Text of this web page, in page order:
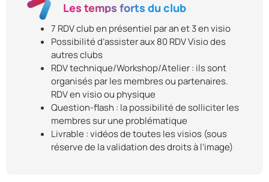
Les temps forts du club
7 RDV club en présentiel par an et 3 en visio
Possibilité d’assister aux 80 RDV Visio des
autres clubs
RDV technique/Workshop/Atelier : ils sont
organisés par les membres ou partenaires.
RDV en visio ou physique
Question-flash : la possibilité de solliciter les
membres sur une problématique
Livrable : vidéos de toutes les visios (sous
réserve de la validation des droits à l’image)